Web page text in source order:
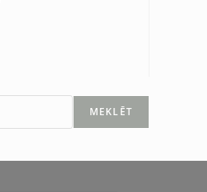
MEKLĒT